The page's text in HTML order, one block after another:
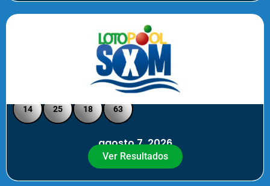
Loto Pool SXM Noche
14 25 18 63
agosto 7, 2026
Ver Resultados